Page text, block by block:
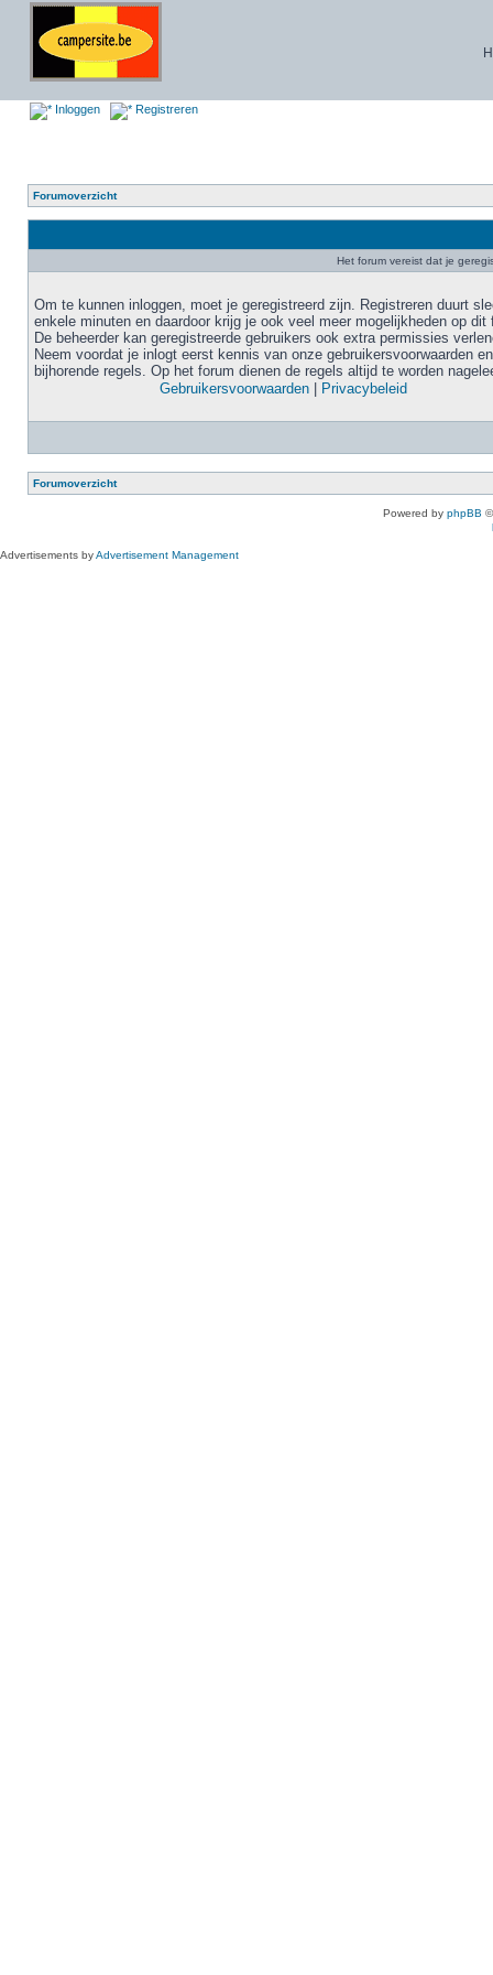
Inloggen Registreren
Forumoverzicht
Het forum vereist dat je
Om te kunnen inloggen, moet je geregistreerd zijn. Registreren duurt
enkele minuten en daardoor krijg je ook veel meer mogelijkheden op dit
De beheerder kan geregistreerde gebruikers ook extra permissies
Neem voordat je inlogt eerst kennis van onze gebruikersvoorwaarden en
bijhorende regels. Op het forum dienen de regels altijd te worden
Gebruikersvoorwaarden
Privacybeleid
Forumoverzicht
Powered by phpBB
Advertisements byAdvertisement Management